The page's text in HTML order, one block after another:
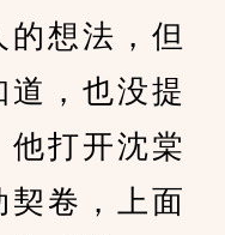
想法，但
，也没提
他打开沈棠
契卷，上面